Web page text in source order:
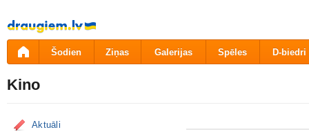
Pāriet
uz
saturu
Šodien Ziņas Galerijas Spēles D-biedri
Kino
Aktuāli